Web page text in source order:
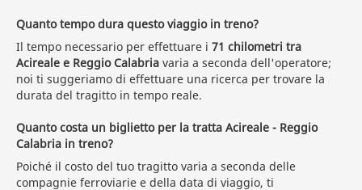
Quanto tempo dura questo viaggio in treno?
Il tempo necessario per effettuare i 71 chilometri tra
Acireale e Reggio Calabria varia a seconda dell'operatore;
noi ti suggeriamo di effettuare una ricerca per trovare la
durata del tragitto in tempo reale.
Quanto costa un biglietto per la tratta Acireale - Reggio
Calabria in treno?
Poiché il costo del tuo tragitto varia a seconda delle
compagnie ferroviarie e della data di viaggio, ti